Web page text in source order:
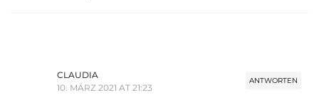
ANTWORTEN
CLAUDIA
10. MÄRZ 2021 AT 21:23